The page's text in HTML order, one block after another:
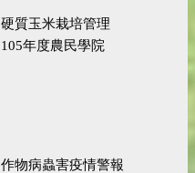
硬質玉米栽培管理
105年度農民學院
作物病蟲害疫情警報